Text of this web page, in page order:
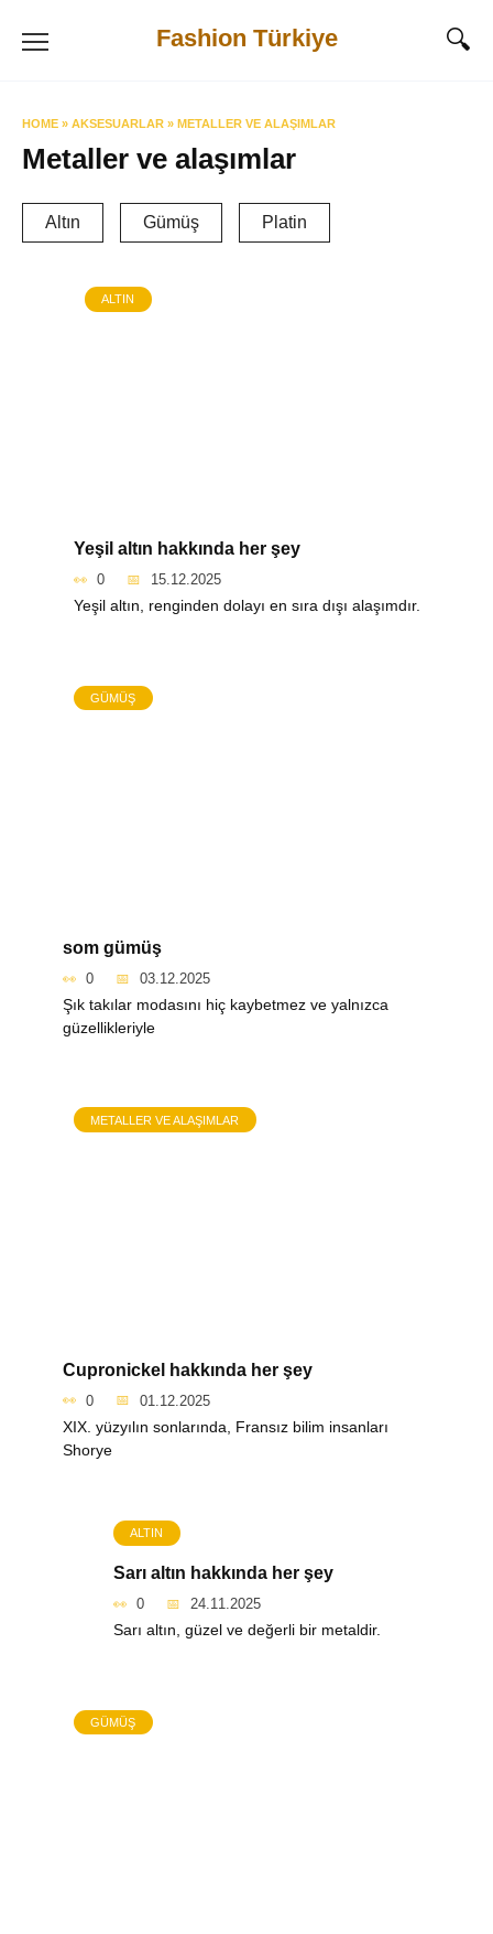
Fashion Türkiye
HOME » AKSESUARLAR » METALLER VE ALAŞIMLAR
Metaller ve alaşımlar
Altın Gümüş Platin
ALTIN
Yeşil altın hakkında her şey
0 15.12.2025
Yeşil altın, renginden dolayı en sıra dışı alaşımdır.
GÜMÜŞ
som gümüş
0 03.12.2025
Şık takılar modasını hiç kaybetmez ve yalnızca
güzellikleriyle
METALLER VE ALAŞIMLAR
Cupronickel hakkında her şey
0 01.12.2025
XIX. yüzyılın sonlarında, Fransız bilim insanları
Shorye
ALTIN
Sarı altın hakkında her şey
0 24.11.2025
Sarı altın, güzel ve değerli bir metaldir.
GÜMÜŞ